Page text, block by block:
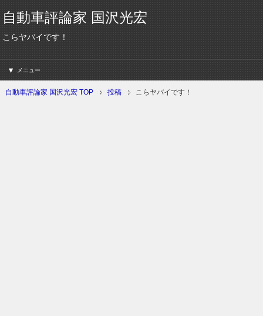
自動車評論家 国沢光宏
こらヤバイです！
メニュー
自動車評論家 国沢光宏 TOP 投稿 こらヤバイです！